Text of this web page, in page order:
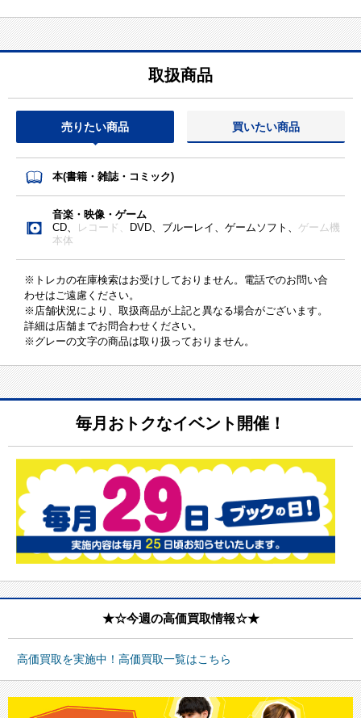
取扱商品
売りたい商品 買いたい商品
本(書籍・雑誌・コミック)
音楽・映像・ゲーム
CD、
レコード、 DVD、ブルーレイ、ゲームソフト、 ゲーム機
本体
※トレカの在庫検索はお受けしておりません。電話でのお問い合
わせはご遠慮ください。
※店舗状況により、取扱商品が上記と異なる場合がございます。
詳細は店舗までお問合わせください。
※グレーの文字の商品は取り扱っておりません。
毎月おトクなイベント開催！
★☆今週の高価買取情報☆★
高価買取を実施中！高価買取一覧はこちら